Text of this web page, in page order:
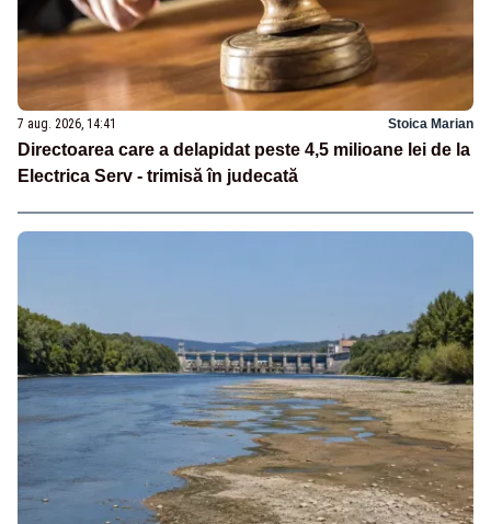
7 aug. 2026, 14:41 Stoica Marian
Directoarea care a delapidat peste 4,5 milioane lei de la
Electrica Serv - trimisă în judecată